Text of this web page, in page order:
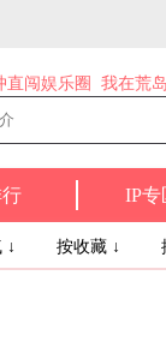
直闯娱乐圈 我在荒
IP专
↓ 按收藏 ↓